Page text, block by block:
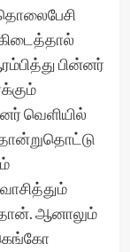
பின்னர்
வெளியில்
ஆனாலும்